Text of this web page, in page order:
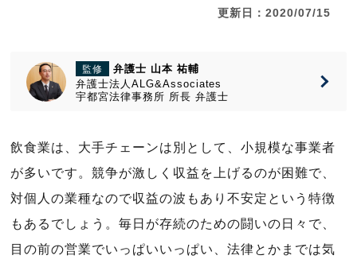
更新日：2020/07/15
監修
弁護士 山本 祐輔
弁護士法人ALG&Associates
宇都宮法律事務所 所長 弁護士
飲食業は、大手チェーンは別として、小規模な事業者
が多いです。競争が激しく収益を上げるのが困難で、
対個人の業種なので収益の波もあり不安定という特徴
もあるでしょう。毎日が存続のための闘いの日々で、
目の前の営業でいっぱいいっぱい、法律とかまでは気